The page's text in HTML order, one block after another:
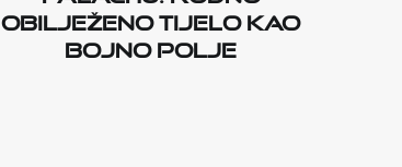
obilježeno tijelo kao
bojno polje